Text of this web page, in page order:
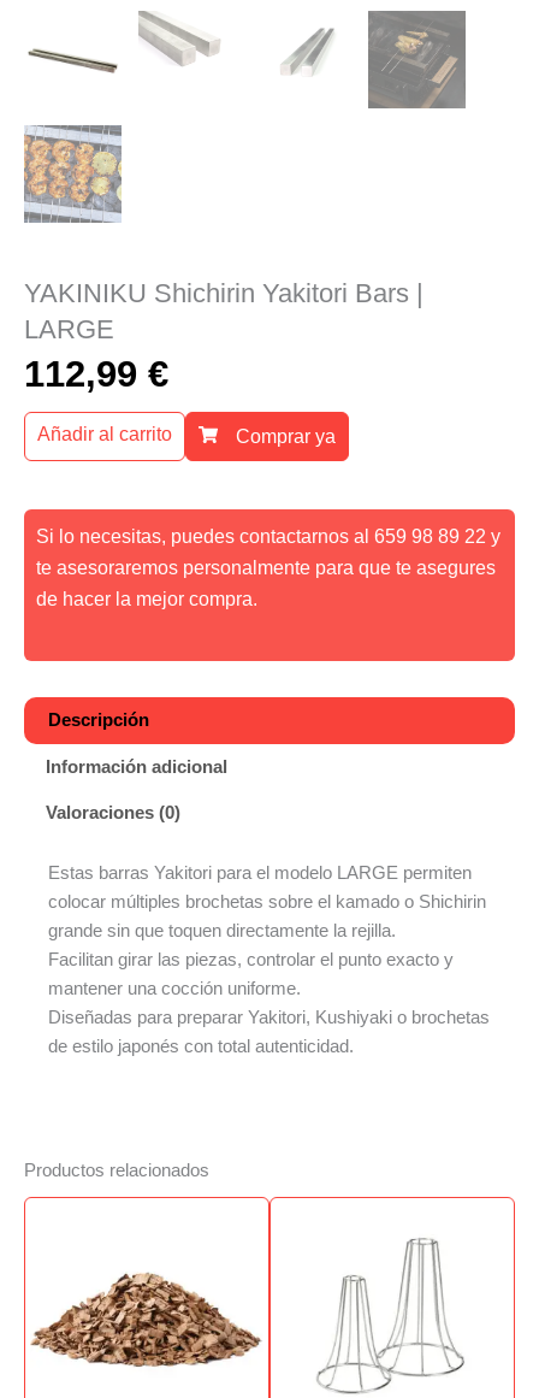
YAKINIKU Shichirin Yakitori Bars |
LARGE
112,99 €
Añadir al carrito Comprar ya
Si lo necesitas, puedes contactarnos al 659 98 89 22 y
te asesoraremos personalmente para que te asegures
de hacer la mejor compra.
Descripción
Información adicional
Valoraciones (0)
Estas barras Yakitori para el modelo LARGE permiten
colocar múltiples brochetas sobre el kamado o Shichirin
grande sin que toquen directamente la rejilla.
Facilitan girar las piezas, controlar el punto exacto y
mantener una cocción uniforme.
Diseñadas para preparar Yakitori, Kushiyaki o brochetas
de estilo japonés con total autenticidad.
Productos relacionados